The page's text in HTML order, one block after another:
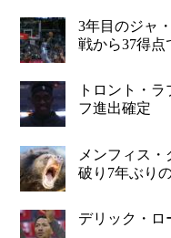
3年目のジャ
戦から37得点
トロント・
フ進出確定
メンフィス
破り7年ぶり
デリック・ロ